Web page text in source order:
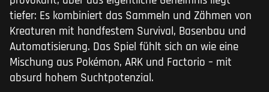
tiefer: Es kombiniert das Sammeln und Zähmen von
Kreaturen mit handfestem Survival, Basenbau und
Automatisierung. Das Spiel fühlt sich an wie eine
Mischung aus Pokémon, ARK und Factorio – mit
absurd hohem Suchtpotenzial.